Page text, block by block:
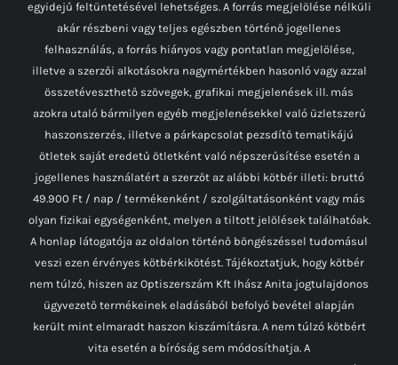
egyidejű feltüntetésével lehetséges. A forrás megjelölése nélküli
akár részbeni vagy teljes egészben történő jogellenes
felhasználás, a forrás hiányos vagy pontatlan megjelölése,
illetve a szerzői alkotásokra nagymértékben hasonló vagy azzal
összetéveszthető szövegek, grafikai megjelenések ill. más
azokra utaló bármilyen egyéb megjelenésekkel való üzletszerű
haszonszerzés, illetve a párkapcsolat pezsdítő tematikájú
ötletek saját eredetű ötletként való népszerűsítése esetén a
jogellenes használatért a szerzőt az alábbi kötbér illeti: bruttó
49.900 Ft / nap / termékenként / szolgáltatásonként vagy más
olyan fizikai egységenként, melyen a tiltott jelölések találhatóak.
A honlap látogatója az oldalon történő böngészéssel tudomásul
veszi ezen érvényes kötbérkikötést. Tájékoztatjuk, hogy kötbér
nem túlzó, hiszen az Optiszerszám Kft Ihász Anita jogtulajdonos
ügyvezető termékeinek eladásából befolyó bevétel alapján
került mint elmaradt haszon kiszámításra. A nem túlzó kötbért
vita esetén a bíróság sem módosíthatja. A